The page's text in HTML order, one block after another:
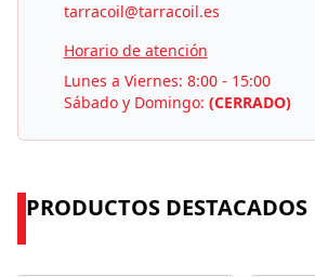
tarracoil@tarracoil.es
Horario de atención
Lunes a Viernes: 8:00 - 15:00
Sábado y Domingo: (CERRADO)
PRODUCTOS DESTACADOS